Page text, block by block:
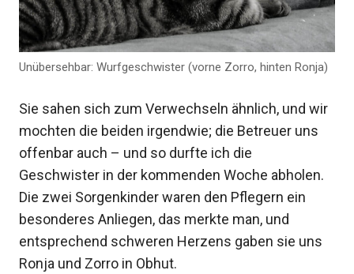
Unübersehbar: Wurfgeschwister (vorne Zorro, hinten Ronja)
Sie sahen sich zum Verwechseln ähnlich, und wir
mochten die beiden irgendwie; die Betreuer uns
offenbar auch – und so durfte ich die
Geschwister in der kommenden Woche abholen.
Die zwei Sorgenkinder waren den Pflegern ein
besonderes Anliegen, das merkte man, und
entsprechend schweren Herzens gaben sie uns
Ronja und Zorro in Obhut.